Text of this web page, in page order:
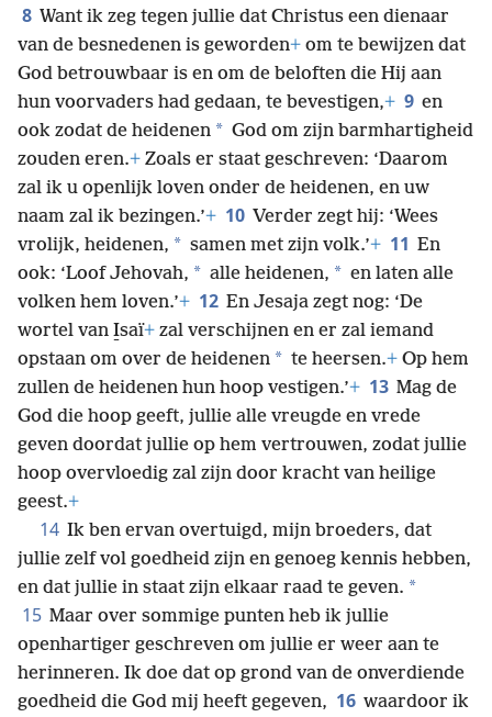
8 Want ik zeg tegen jullie dat Christus een dienaar
van de besnedenen is geworden+ om te bewijzen dat
God betrouwbaar is en om de beloften die Hij aan
hun voorvaders had gedaan, te bevestigen,+ 9 en
ook zodat de heidenen * God om zijn barmhartigheid
zouden eren.+ Zoals er staat geschreven: ‘Daarom
zal ik u openlijk loven onder de heidenen, en uw
naam zal ik bezingen.’+ 10 Verder zegt hij: ‘Wees
vrolijk, heidenen, * samen met zijn volk.’+ 11 En
ook: ‘Loof Jehovah, * alle heidenen, * en laten alle
volken hem loven.’+ 12 En Jesaja zegt nog: ‘De
wortel van I̱saï+ zal verschijnen en er zal iemand
opstaan om over de heidenen * te heersen.+ Op hem
zullen de heidenen hun hoop vestigen.’+ 13 Mag de
God die hoop geeft, jullie alle vreugde en vrede
geven doordat jullie op hem vertrouwen, zodat jullie
hoop overvloedig zal zijn door kracht van heilige
geest.+
14 Ik ben ervan overtuigd, mijn broeders, dat
jullie zelf vol goedheid zijn en genoeg kennis hebben,
en dat jullie in staat zijn elkaar raad te geven. *
15 Maar over sommige punten heb ik jullie
openhartiger geschreven om jullie er weer aan te
herinneren. Ik doe dat op grond van de onverdiende
goedheid die God mij heeft gegeven, 16 waardoor ik